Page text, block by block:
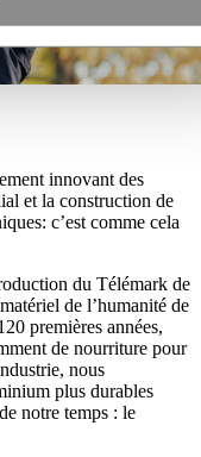
innovant des
et la construction de
c’est comme cela
du Télémark de
de l’humanité de
premières années,
de nourriture pour
nous
plus durables
notre temps : le